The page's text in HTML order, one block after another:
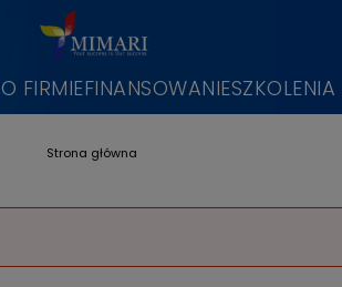
O FIRMIEFINANSOWANIESZKOLENIA
Strona główna